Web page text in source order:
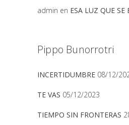
admin en ESA LUZ QUE SE
Pippo Bunorrotri
INCERTIDUMBRE 08/12/
TE VAS 05/12/2023
TIEMPO SIN FRONTERAS